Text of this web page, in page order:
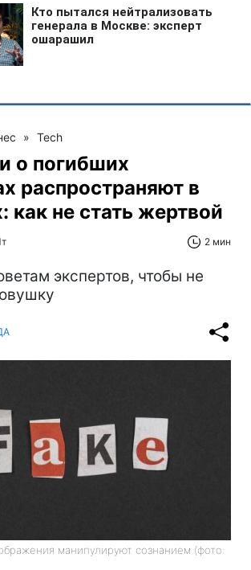
» Tech
о погибших
распространяют в
как не стать жертвой
2 мин
экспертов, чтобы не
манипулируют сознанием (фото: